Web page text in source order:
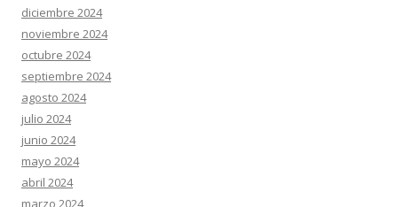
diciembre 2024
noviembre 2024
octubre 2024
septiembre 2024
agosto 2024
julio 2024
junio 2024
mayo 2024
abril 2024
marzo 2024